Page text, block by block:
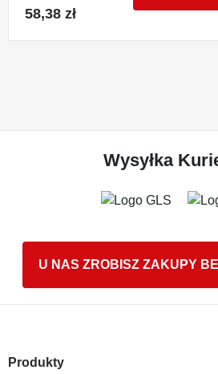
58,38 zł
Wysyłka
U NAS ZROBISZ ZAKUPY
Produkty